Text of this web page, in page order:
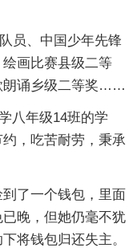
员、中国少年先锋
画比赛县级二等
朗诵乡级二等奖……
八年级14班的学
，吃苦耐劳，秉承
了一个钱包，里面
晚，但她仍毫不犹
将钱包归还失主。